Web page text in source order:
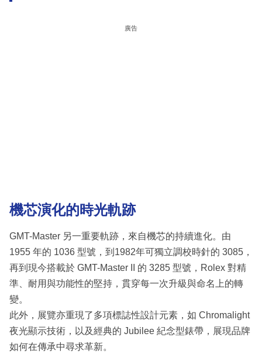
廣告
機芯演化的時光軌跡
GMT-Master 另一重要軌跡，來自機芯的持續進化。由
1955 年的 1036 型號，到1982年可獨立調校時針的 3085，
再到現今搭載於 GMT-Master II 的 3285 型號，Rolex 對精
準、耐用與功能性的堅持，貫穿每一次升級與命名上的轉
變。
此外，展覽亦重現了多項標誌性設計元素，如 Chromalight
夜光顯示技術，以及經典的 Jubilee 紀念型錶帶，展現品牌
如何在傳承中尋求革新。